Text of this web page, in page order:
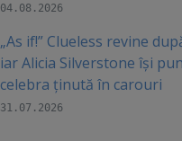
04.08.2026
„As if!” Clueless revine
iar Alicia Silverstone își
celebra ținută în carouri
31.07.2026